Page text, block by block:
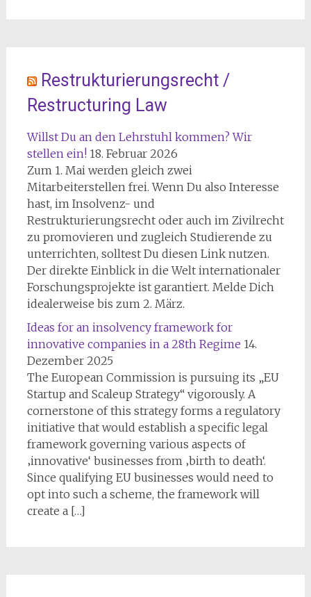
Restrukturierungsrecht /
Restructuring Law
Willst Du an den Lehrstuhl kommen? Wir
stellen ein! 18. Februar 2026
Zum 1. Mai werden gleich zwei
Mitarbeiterstellen frei. Wenn Du also Interesse
hast, im Insolvenz- und
Restrukturierungsrecht oder auch im Zivilrecht
zu promovieren und zugleich Studierende zu
unterrichten, solltest Du diesen Link nutzen.
Der direkte Einblick in die Welt internationaler
Forschungsprojekte ist garantiert. Melde Dich
idealerweise bis zum 2. März.
Ideas for an insolvency framework for
innovative companies in a 28th Regime 14.
Dezember 2025
The European Commission is pursuing its „EU
Startup and Scaleup Strategy“ vigorously. A
cornerstone of this strategy forms a regulatory
initiative that would establish a specific legal
framework governing various aspects of
‚innovative‘ businesses from ‚birth to death‘.
Since qualifying EU businesses would need to
opt into such a scheme, the framework will
create a […]